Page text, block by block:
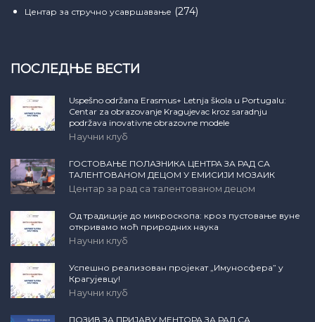
Центар за стручно усавршавање (274)
ПОСЛЕДЊЕ ВЕСТИ
Uspešno održana Erasmus+ Letnja škola u Portugalu:
Centar za obrazovanje Kragujevac kroz saradnju
podržava inovativne obrazovne modele
Научни клуб
ГОСТОВАЊЕ ПОЛАЗНИКА ЦЕНТРА ЗА РАД СА
ТАЛЕНТОВАНОМ ДЕЦОМ У ЕМИСИЈИ МОЗАИК
Центар за рад са талентованом децом
Од традиције до микроскопа: кроз пустовање вуне
откривамо моћ природних наука
Научни клуб
Успешно реализован пројекат „Имуносфера” у
Крагујевцу!
Научни клуб
ПОЗИВ ЗА ПРИЈАВУ МЕНТОРА ЗА РАД СА